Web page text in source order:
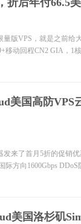
折后年付66.5
量版VPS，就是之前给
移动回程CN2 GIA，1
美国高防VPS
发来了首月5折的促销
际方向1600Gbps
美国洛杉矶